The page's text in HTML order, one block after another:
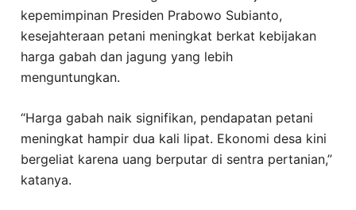
kepemimpinan Presiden Prabowo Subianto,
kesejahteraan petani meningkat berkat kebijakan
harga gabah dan jagung yang lebih
menguntungkan.
“Harga gabah naik signifikan, pendapatan petani
meningkat hampir dua kali lipat. Ekonomi desa kini
bergeliat karena uang berputar di sentra pertanian,”
katanya.